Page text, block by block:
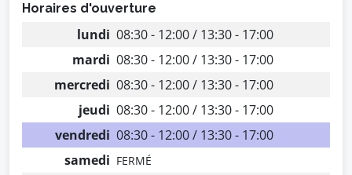
Horaires d'ouverture
lundi 08:30 - 12:00 / 13:30 - 17:00
mardi 08:30 - 12:00 / 13:30 - 17:00
mercredi 08:30 - 12:00 / 13:30 - 17:00
jeudi 08:30 - 12:00 / 13:30 - 17:00
vendredi 08:30 - 12:00 / 13:30 - 17:00
samedi FERMÉ